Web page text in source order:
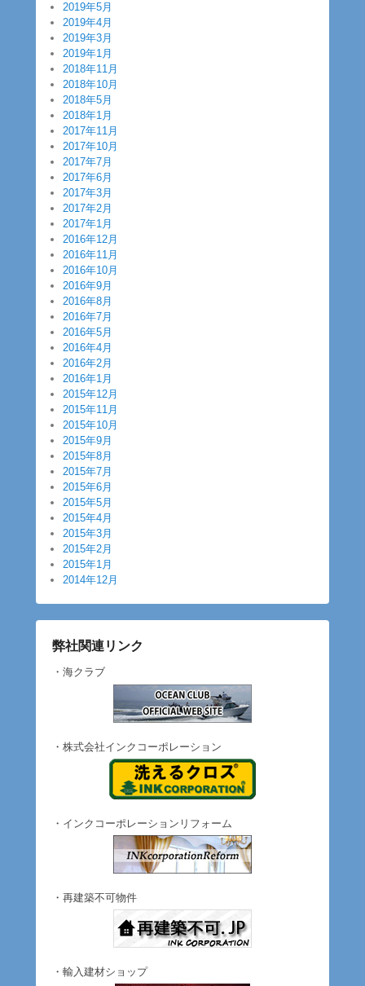
2019年5月
2019年4月
2019年3月
2019年1月
2018年11月
2018年10月
2018年5月
2018年1月
2017年11月
2017年10月
2017年7月
2017年6月
2017年3月
2017年2月
2017年1月
2016年12月
2016年11月
2016年10月
2016年9月
2016年8月
2016年7月
2016年5月
2016年4月
2016年2月
2016年1月
2015年12月
2015年11月
2015年10月
2015年9月
2015年8月
2015年7月
2015年6月
2015年5月
2015年4月
2015年3月
2015年2月
2015年1月
2014年12月
弊社関連リンク
・海クラブ
・株式会社インクコーポレーション
・インクコーポレーションリフォーム
・再建築不可物件
・輸入建材ショップ